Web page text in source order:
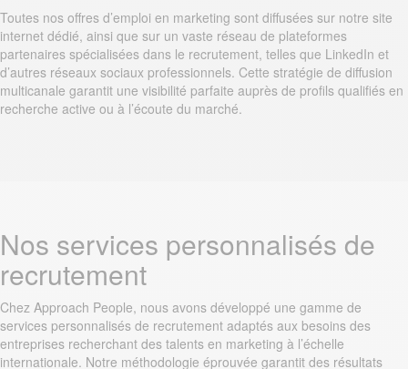
Toutes nos offres d’emploi en marketing sont diffusées sur notre site
internet dédié, ainsi que sur un vaste réseau de plateformes
partenaires spécialisées dans le recrutement, telles que LinkedIn et
d’autres réseaux sociaux professionnels. Cette stratégie de diffusion
multicanale garantit une visibilité parfaite auprès de profils qualifiés en
recherche active ou à l’écoute du marché.
Nos services personnalisés de
recrutement
Chez Approach People, nous avons développé une gamme de
services personnalisés de recrutement adaptés aux besoins des
entreprises recherchant des talents en marketing à l’échelle
internationale. Notre méthodologie éprouvée garantit des résultats